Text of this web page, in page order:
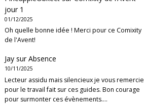
jour 1
01/12/2025
Oh quelle bonne idée ! Merci pour ce Comixity
de l'Avent!
Jay surAbsence
10/11/2025
Lecteur assidu mais silencieux je vous remercie
pour le travail fait sur ces guides. Bon courage
pour surmonter ces évènements.…